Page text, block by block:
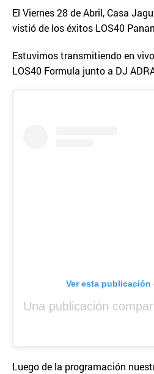
El Viernes 28 de Abril, Casa
vistió de los éxitos LOS40
Estuvimos transmitiendo en
LOS40 Formula junto a DJ
Ver esta publicación
Luego de la programación